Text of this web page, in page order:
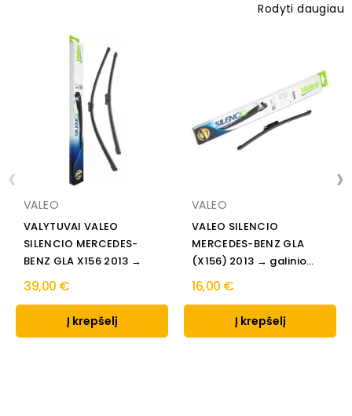
Rodyti daugiau
VALEO
VALYTUVAI VALEO
SILENCIO MERCEDES-
BENZ GLA X156 2013 →
39,00 €
Į krepšelį
VALEO
VALEO SILENCIO
MERCEDES-BENZ GLA
(X156) 2013 → galinio
stiklo...
16,00 €
Į krepšelį
‹ ›